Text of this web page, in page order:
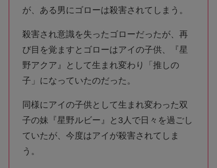
が、ある男にゴローは殺害されてしまう。
殺害され意識を失ったゴローだったが、再
び目を覚ますとゴローはアイの子供、『星
野アクア』として生まれ変わり「推しの
子」になっていたのだった。
同様にアイの子供として生まれ変わった双
子の妹『星野ルビー』と3人で日々を過ごし
ていたが、今度はアイが殺害されてしま
う。